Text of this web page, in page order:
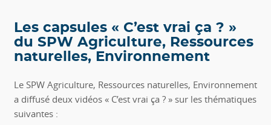
Les capsules « C’est vrai ça ? »
du SPW Agriculture, Ressources
naturelles, Environnement
Le SPW Agriculture, Ressources naturelles, Environnement
a diffusé deux vidéos « C’est vrai ça ? » sur les thématiques
suivantes :